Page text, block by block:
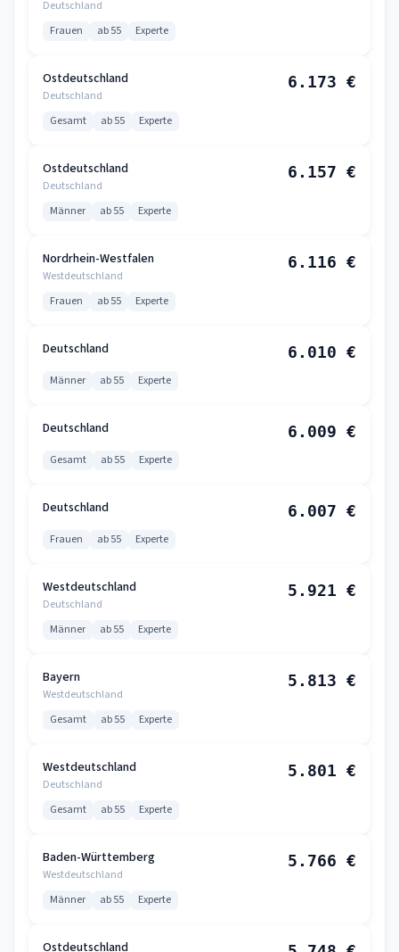
Deutschland
Frauen ab 55 Experte
Ostdeutschland
Deutschland
6.173 €
Gesamt ab 55 Experte
Ostdeutschland
Deutschland
6.157 €
Männer ab 55 Experte
Nordrhein-Westfalen
Westdeutschland
6.116 €
Frauen ab 55 Experte
Deutschland 6.010 €
Männer ab 55 Experte
Deutschland 6.009 €
Gesamt ab 55 Experte
Deutschland 6.007 €
Frauen ab 55 Experte
Westdeutschland
Deutschland
5.921 €
Männer ab 55 Experte
Bayern
Westdeutschland
5.813 €
Gesamt ab 55 Experte
Westdeutschland
Deutschland
5.801 €
Gesamt ab 55 Experte
Baden-Württemberg
Westdeutschland
5.766 €
Männer ab 55 Experte
Ostdeutschland